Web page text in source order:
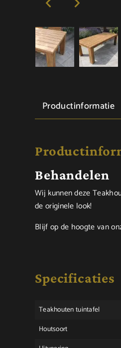
Productinformatie
Behandelen
Wij kunnen deze
de originele look!
Blijf op de hoogte van
Specificaties
Teakhouten tuintafel
Houtsoort